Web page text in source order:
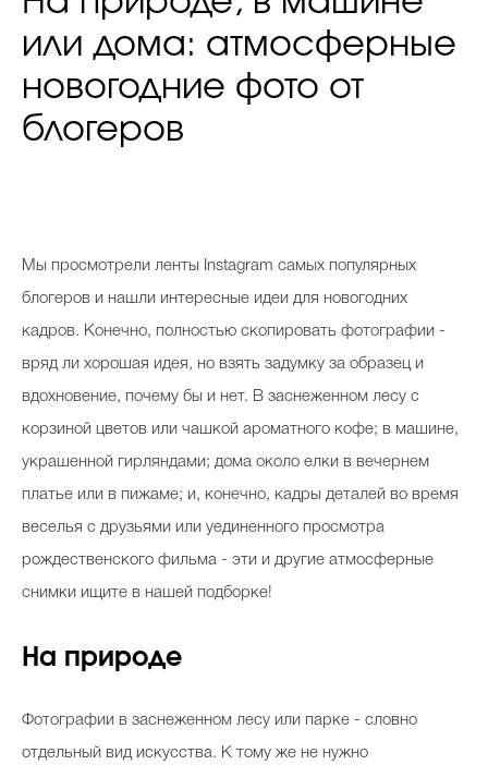
или дома: атмосферные
новогодние фото от
блогеров
Мы просмотрели ленты Instagram самых популярных
блогеров и нашли интересные идеи для новогодних
кадров. Конечно, полностью скопировать фотографии -
вряд ли хорошая идея, но взять задумку за образец и
вдохновение, почему бы и нет. В заснеженном лесу с
корзиной цветов или чашкой ароматного кофе; в машине,
украшенной гирляндами; дома около елки в вечернем
платье или в пижаме; и, конечно, кадры деталей во время
веселья с друзьями или уединенного просмотра
рождественского фильма - эти и другие атмосферные
снимки ищите в нашей подборке!
На природе
Фотографии в заснеженном лесу или парке - словно
отдельный вид искусства. К тому же не нужно